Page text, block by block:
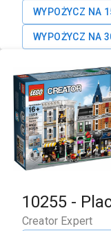
WYPOŻYCZ NA
WYPOŻYCZ NA
10255 -
Creator Expert